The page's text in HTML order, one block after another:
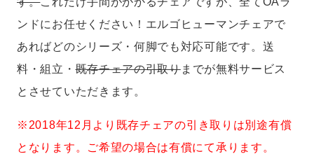
ンドにお任せください！エルゴヒューマンチェアで
あればどのシリーズ・何脚でも対応可能です。送
料・組立・既存チェアの引取りまでが無料サービス
とさせていただきます。
※2018年12月より既存チェアの引き取りは別途有償
となります。ご希望の場合は有償にて承ります。